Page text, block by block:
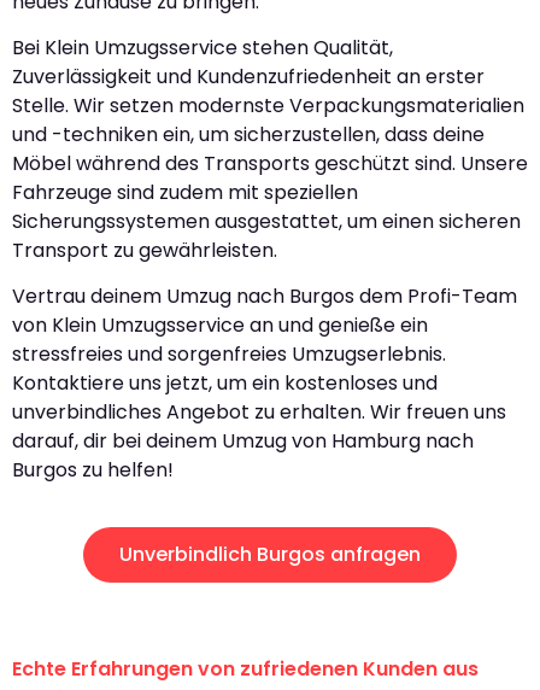
Bei Klein Umzugsservice stehen Qualität,
Zuverlässigkeit und Kundenzufriedenheit an erster
Stelle. Wir setzen modernste Verpackungsmaterialien
und -techniken ein, um sicherzustellen, dass deine
Möbel während des Transports geschützt sind. Unsere
Fahrzeuge sind zudem mit speziellen
Sicherungssystemen ausgestattet, um einen sicheren
Transport zu gewährleisten.
Vertrau deinem Umzug nach Burgos dem Profi-Team
von Klein Umzugsservice an und genieße ein
stressfreies und sorgenfreies Umzugserlebnis.
Kontaktiere uns jetzt, um ein kostenloses und
unverbindliches Angebot zu erhalten. Wir freuen uns
darauf, dir bei deinem Umzug von Hamburg nach
Burgos zu helfen!
Unverbindlich Burgos anfragen
Echte Erfahrungen von zufriedenen Kunden aus